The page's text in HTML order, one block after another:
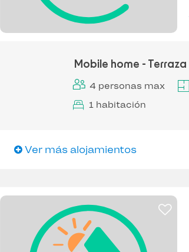
Mobile home - Terraza
4 personas max
1 habitación
Ver más alojamientos